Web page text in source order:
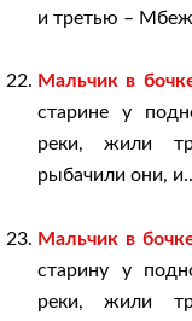
и третью –
Мальчик в
старине у
реки, жили
рыбачили они,
Мальчик в
старину у
реки, жили